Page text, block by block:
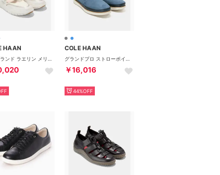
HAAN COLE HAAN
￥16,016
44%OFF